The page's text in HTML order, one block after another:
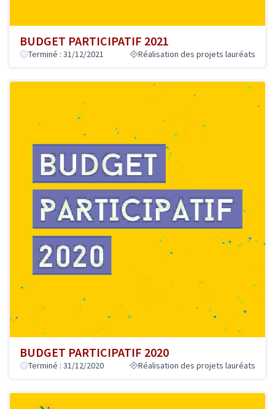
BUDGET PARTICIPATIF 2021
Terminé : 31/12/2021 Réalisation des projets lauréats
BUDGET PARTICIPATIF 2020
Terminé : 31/12/2020 Réalisation des projets lauréats